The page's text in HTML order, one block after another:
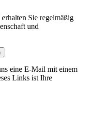
Sie regelmäßig
und
eine E-Mail mit einem
Links ist Ihre